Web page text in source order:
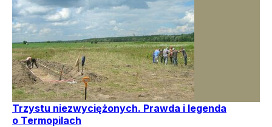
Trzystu niezwyciężonych. Prawda i legenda
o Termopilach